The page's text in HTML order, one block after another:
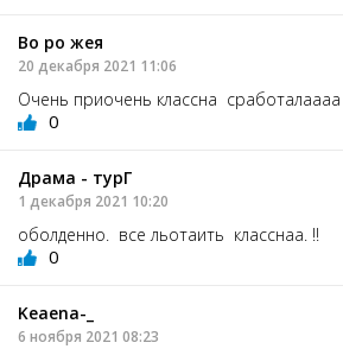
Во ро жея
20 декабря 2021 11:06
Очень приочень классна
0
Драма - турГ
1 декабря 2021 10:20
оболденно. все льотаить класснаа. !!
0
Keaena-_
6 ноября 2021 08:23